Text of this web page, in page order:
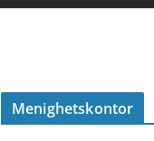
Menighetskontor